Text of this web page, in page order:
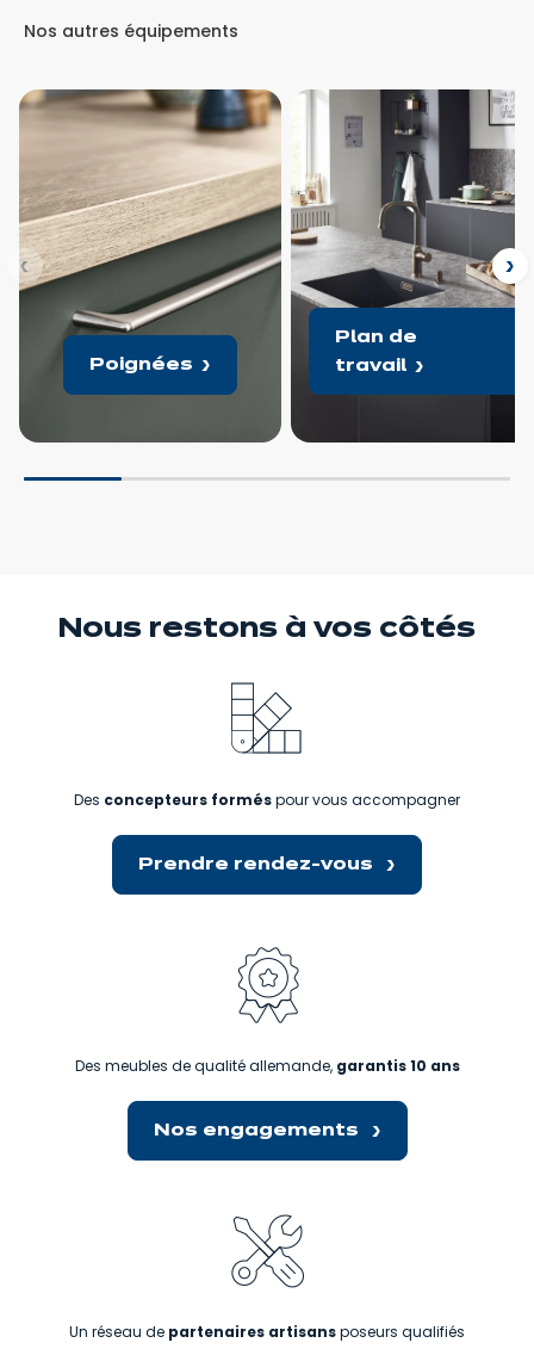
Nos autres équipements
Poignées
Plan de
travail
Nous restons à vos côtés
Des concepteurs forméspour vous accompagner
Prendre rendez-vous
Des meubles de qualité allemande, garantis 10 ans
Nos engagements
Un réseau de partenaires artisansposeurs qualifiés